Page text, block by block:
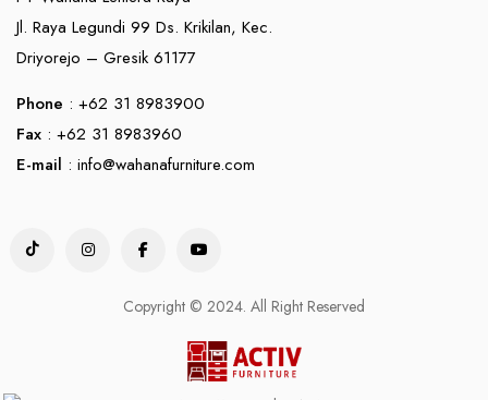
Jl. Raya Legundi 99 Ds. Krikilan, Kec.
Driyorejo – Gresik 61177
Phone : +62 31 8983900
Fax : +62 31 8983960
E-mail : info@wahanafurniture.com
Copyright © 2024. All Right Reserved